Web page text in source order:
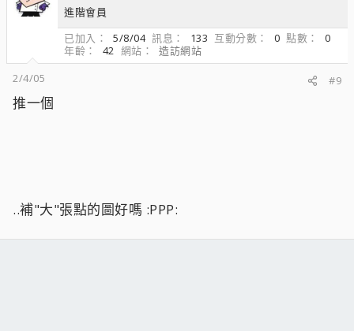
進階會員
已加入
5/8/04 訊息 133 互動分數 0 點數
0
年齡
42 網站
造訪網站
2/4/05
#9
推一個
..補"大"張點的圖好嗎 :PPP: